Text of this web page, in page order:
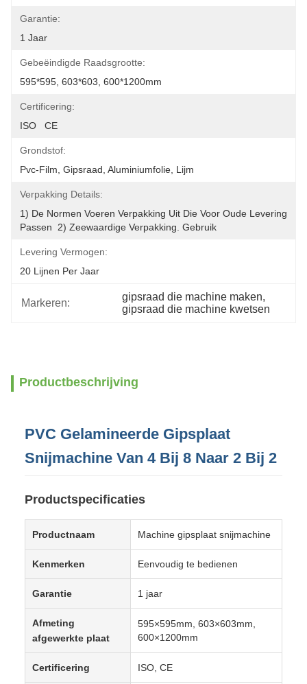
Garantie:
1 Jaar
Gebeëindigde Raadsgrootte:
595*595, 603*603, 600*1200mm
Certificering:
ISO   CE
Grondstof:
Pvc-Film, Gipsraad, Aluminiumfolie, Lijm
Verpakking Details:
1) De Normen Voeren Verpakking Uit Die Voor Oude Levering
Passen  2) Zeewaardige Verpakking. Gebruik
Levering Vermogen:
20 Lijnen Per Jaar
Markeren:
gipsraad die machine maken,
gipsraad die machine kwetsen
Productbeschrijving
PVC Gelamineerde Gipsplaat
Snijmachine Van 4 Bij 8 Naar 2 Bij 2
Productspecificaties
Productnaam Machine gipsplaat snijmachine
Kenmerken Eenvoudig te bedienen
Garantie 1 jaar
Afmeting
afgewerkte plaat
595×595mm, 603×603mm,
600×1200mm
Certificering ISO, CE